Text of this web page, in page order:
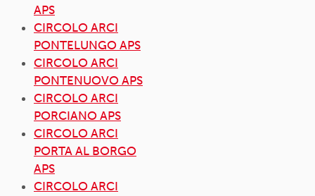
APS
CIRCOLO ARCI
PONTELUNGO APS
CIRCOLO ARCI
PONTENUOVO APS
CIRCOLO ARCI
PORCIANO APS
CIRCOLO ARCI
PORTA AL BORGO
APS
CIRCOLO ARCI